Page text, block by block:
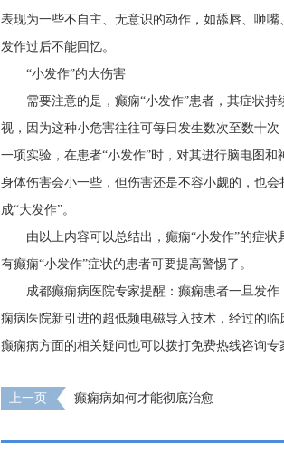
表现为一些不自主、无意识的动作，如舔唇、咂
发作过后不能回忆。
“小发作”的大伤害
需要注意的是，癫痫“小发作”患者，其症状
视，因为这种小危害往往可每日发生数次至数十
一项实验，在患者“小发作”时，对其进行脑电图
身体伤害会小一些，但伤害还是不容小觑的，也
成“大发作”。
由以上内容可以总结出，癫痫“小发作”的症
有癫痫“小发作”症状的患者可要提高警惕了。
成都癫痫病医院专家提醒：癫痫患者一旦发
痫病医院新引进的超低频电磁导入技术，经过的
癫痫病方面的相关疑问也可以拨打免费热线咨询专
上一页 癫痫病如何才能彻底治愈